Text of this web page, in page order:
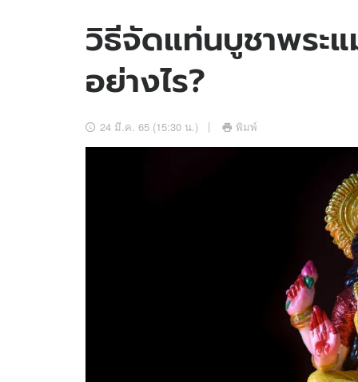
ข่าวบันเทิง
ข่าวกีฬา
ข่าวเศรษฐกิจ
อัปเดตจีน
เช็กข่าวชัวร์
สถิติหวยไทย
ติดตามสนุกโซ
บริษัท อิมเมจ ฟิวเจอร์ (ประเทศไทย) จำกัด
วิธีจัดแท่นบูชาพระ
อย่างไร?
24 มี.ค. 65 (15:30 น.) พิมพ์